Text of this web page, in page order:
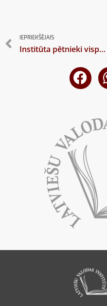
IEPRIEKŠĒJAIS
Institūta pētnieki vispasaules onomastu kongresā